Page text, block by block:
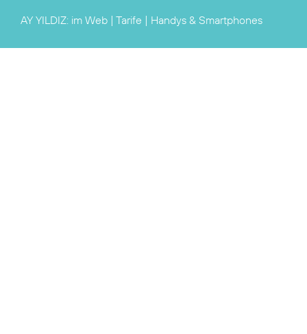
AY YILDIZ: im Web | Tarife | Handys & Smartphones